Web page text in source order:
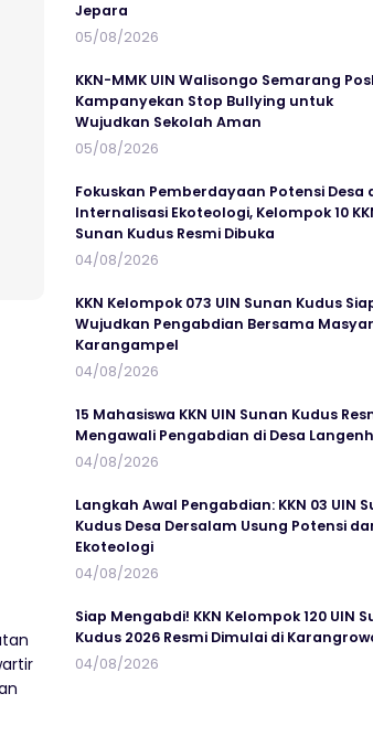
Jepara
05/08/2026
KKN-MMK UIN Walisongo Semarang
Kampanyekan Stop Bullying untuk
Wujudkan Sekolah Aman
05/08/2026
Fokuskan Pemberdayaan Potensi Desa
Internalisasi Ekoteologi, Kelompok 10
Sunan Kudus Resmi Dibuka
04/08/2026
KKN Kelompok 073 UIN Sunan Kudus
Wujudkan Pengabdian Bersama
Karangampel
04/08/2026
15 Mahasiswa KKN UIN Sunan Kudus
Mengawali Pengabdian di Desa
04/08/2026
Langkah Awal Pengabdian: KKN 03 UIN
Kudus Desa Dersalam Usung Potensi
Ekoteologi
04/08/2026
Siap Mengabdi! KKN Kelompok 120 UIN
Kudus 2026 Resmi Dimulai di
04/08/2026